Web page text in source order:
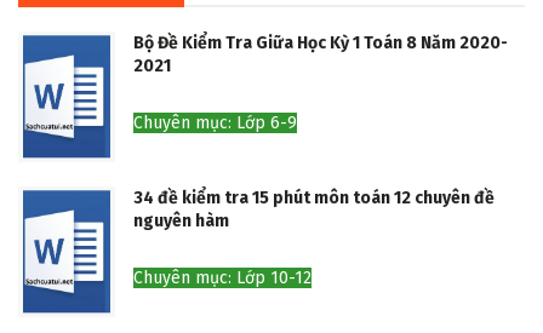
Bộ Đề Kiểm Tra Giữa Học Kỳ 1 Toán 8 Năm 2020-
2021
Chuyên mục: Lớp 6-9
34 đề kiểm tra 15 phút môn toán 12 chuyên đề
nguyên hàm
Chuyên mục: Lớp 10-12